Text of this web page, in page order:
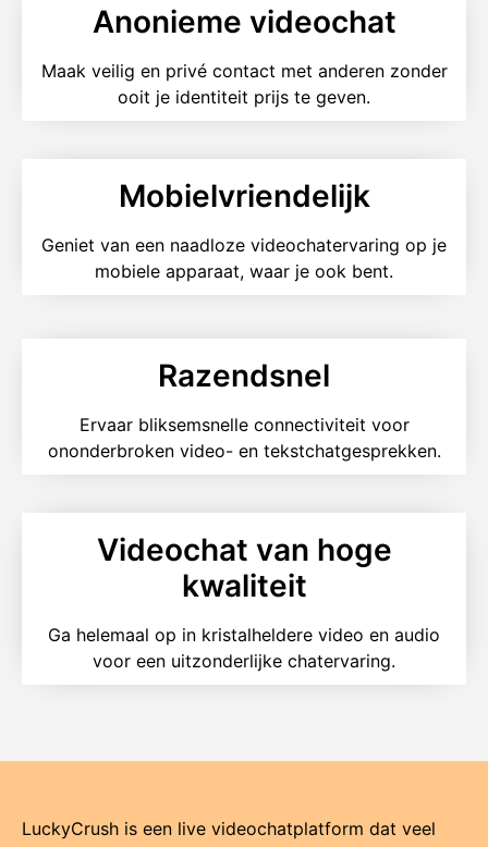
Anonieme videochat
Maak veilig en privé contact met anderen zonder
ooit je identiteit prijs te geven.
Mobielvriendelijk
Geniet van een naadloze videochatervaring op je
mobiele apparaat, waar je ook bent.
Razendsnel
Ervaar bliksemsnelle connectiviteit voor
ononderbroken video- en tekstchatgesprekken.
Videochat van hoge
kwaliteit
Ga helemaal op in kristalheldere video en audio
voor een uitzonderlijke chatervaring.
LuckyCrush is een live videochatplatform dat veel